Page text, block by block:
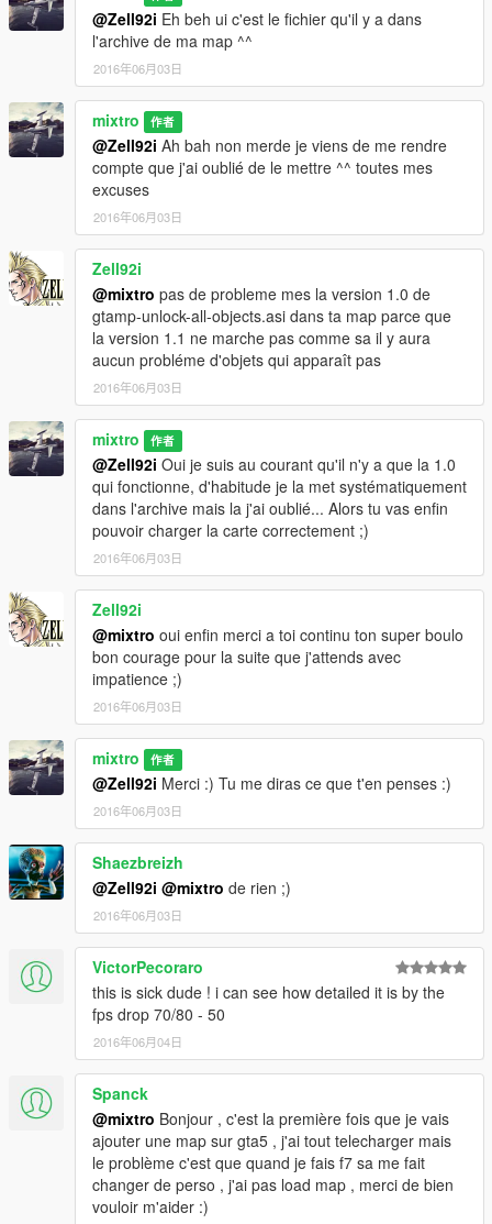
* Create maps for this game is a big work and take a lot of time
!! So if you like my uploads and want to encourage me,
you can donate by the way of paypal by clicking under my
nickname or at this link
Donate me
__________________________________________
PLEASE DO NOT UPLOAD THIS FILES ON ANY OTHER
Enjoy !!
@Zell92i Eh beh ui c'est le fichier qu'il y a dans
l'archive de ma map ^^
2016年06月03日
mixtro 作者
@Zell92i Ah bah non merde je viens de me rendre
compte que j'ai oublié de le mettre ^^ toutes mes
excuses
2016年06月03日
Zell92i
@mixtro pas de probleme mes la version 1.0 de
gtamp-unlock-all-objects.asi dans ta map parce que
la version 1.1 ne marche pas comme sa il y aura
aucun probléme d'objets qui apparaît pas
2016年06月03日
mixtro 作者
@Zell92i Oui je suis au courant qu'il n'y a que la 1.0
qui fonctionne, d'habitude je la met systématiquement
dans l'archive mais la j'ai oublié... Alors tu vas enfin
pouvoir charger la carte correctement ;)
2016年06月03日
Zell92i
@mixtro oui enfin merci a toi continu ton super boulo
bon courage pour la suite que j'attends avec
impatience ;)
2016年06月03日
mixtro 作者
@Zell92i Merci :) Tu me diras ce que t'en penses :)
2016年06月03日
Shaezbreizh
@Zell92i @mixtro de rien ;)
2016年06月03日
VictorPecoraro
this is sick dude ! i can see how detailed it is by the
fps drop 70/80 - 50
2016年06月04日
Spanck
@mixtro Bonjour , c'est la première fois que je vais
ajouter une map sur gta5 , j'ai tout telecharger mais
le problème c'est que quand je fais f7 sa me fait
changer de perso , j'ai pas load map , merci de bien
vouloir m'aider :)